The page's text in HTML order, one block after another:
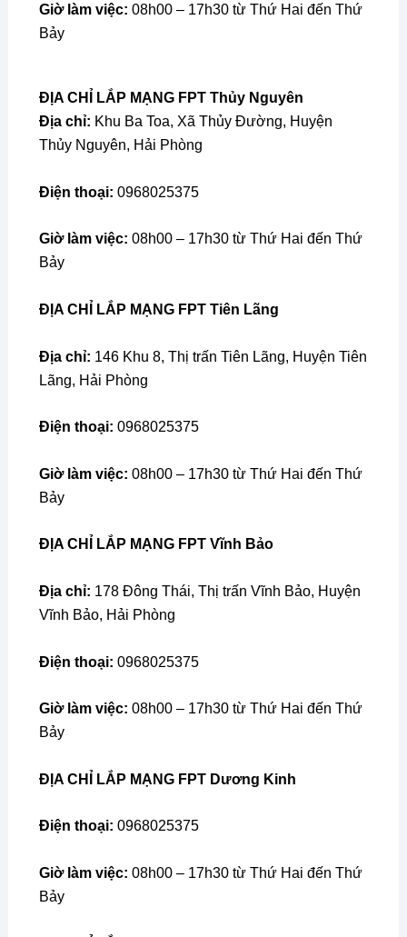
Giờ làm việc: 08h00 – 17h30 từ Thứ Hai đến Thứ
Bảy
ĐỊA CHỈ LẮP MẠNG FPT Thủy Nguyên
Địa chỉ: Khu Ba Toa, Xã Thủy Đường, Huyện
Thủy Nguyên, Hải Phòng
Điện thoại: 0968025375
Giờ làm việc: 08h00 – 17h30 từ Thứ Hai đến Thứ
Bảy
ĐỊA CHỈ LẮP MẠNG FPT Tiên Lãng
Địa chỉ: 146 Khu 8, Thị trấn Tiên Lãng, Huyện Tiên
Lãng, Hải Phòng
Điện thoại: 0968025375
Giờ làm việc: 08h00 – 17h30 từ Thứ Hai đến Thứ
Bảy
ĐỊA CHỈ LẮP MẠNG FPT Vĩnh Bảo
Địa chỉ: 178 Đông Thái, Thị trấn Vĩnh Bảo, Huyện
Vĩnh Bảo, Hải Phòng
Điện thoại: 0968025375
Giờ làm việc: 08h00 – 17h30 từ Thứ Hai đến Thứ
Bảy
ĐỊA CHỈ LẮP MẠNG FPT Dương Kinh
Điện thoại: 0968025375
Giờ làm việc: 08h00 – 17h30 từ Thứ Hai đến Thứ
Bảy